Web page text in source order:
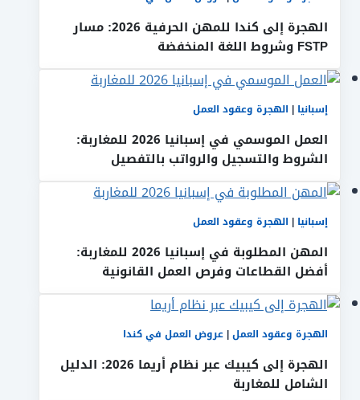
الهجرة إلى كندا للمهن الحرفية 2026: مسار
FSTP وشروط اللغة المنخفضة
إسبانيا | الهجرة وعقود العمل
العمل الموسمي في إسبانيا 2026 للمغاربة:
الشروط والتسجيل والرواتب بالتفصيل
إسبانيا | الهجرة وعقود العمل
المهن المطلوبة في إسبانيا 2026 للمغاربة:
أفضل القطاعات وفرص العمل القانونية
الهجرة وعقود العمل| عروض العمل في كندا
الهجرة إلى كيبيك عبر نظام أريما 2026: الدليل
الشامل للمغاربة